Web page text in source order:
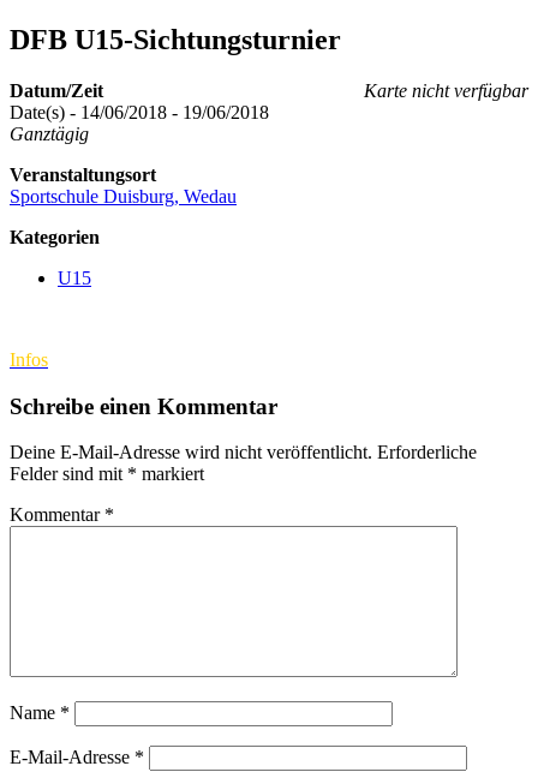
DFB U15-Sichtungsturnier
Karte nicht verfügbar
Datum/Zeit
Date(s) - 14/06/2018 - 19/06/2018
Ganztägig
Veranstaltungsort
Sportschule Duisburg, Wedau
Kategorien
U15
Infos
Schreibe einen Kommentar
Deine E-Mail-Adresse wird nicht veröffentlicht. Erforderliche
Felder sind mit * markiert
Kommentar *
Name *
E-Mail-Adresse *